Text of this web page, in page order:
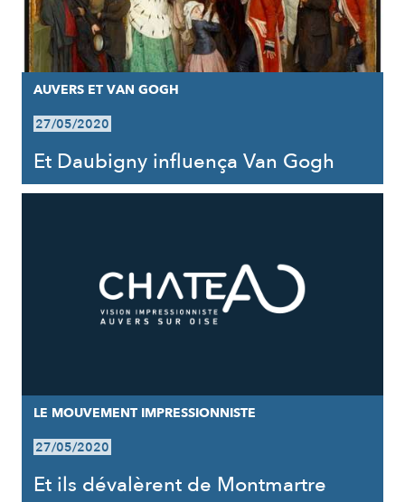
AUVERS ET VAN GOGH
27/05/2020
Et Daubigny influença Van Gogh
LE MOUVEMENT IMPRESSIONNISTE
27/05/2020
Et ils dévalèrent de Montmartre